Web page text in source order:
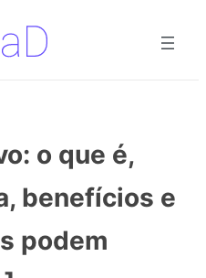
o que é,
benefícios e
podem